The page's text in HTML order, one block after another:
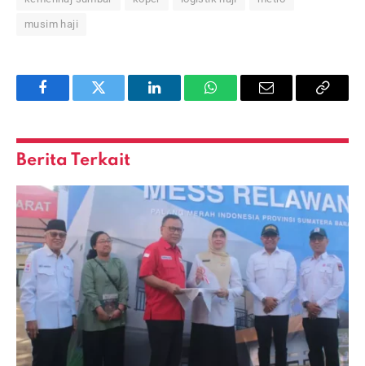
musim haji
FacebookTwitter LinkedInWhatsAppEmail
Copy
Berita Terkait